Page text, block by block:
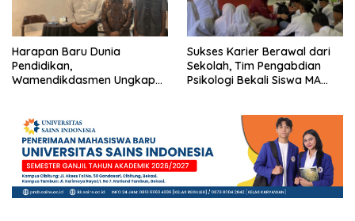
Harapan Baru Dunia
Pendidikan,
Wamendikdasmen Ungkap
Sukses Karier Berawal dari
Sekolah, Tim Pengabdian
Psikologi Bekali Siswa MA